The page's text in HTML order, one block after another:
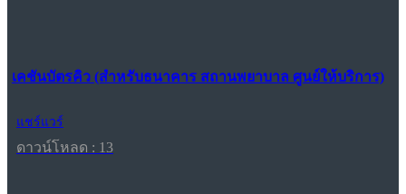
เคชันบัตรคิว (สำหรับธนาคาร สถานพยาบาล ศูนย์ให้บริการ)
แชร์แวร์
ดาวน์โหลด : 13